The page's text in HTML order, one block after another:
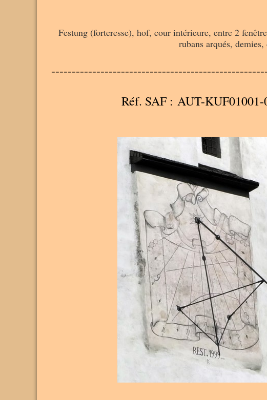
Festung (forteresse), hof, cour intérieure, entre 2
rubans arqués,
Réf. SAF : AUT-KUF01001-